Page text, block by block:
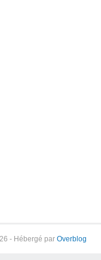
- Hébergé par Overblog